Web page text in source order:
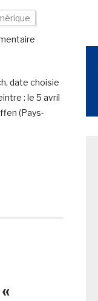
date choisie
: le 5 avril
(Pays-